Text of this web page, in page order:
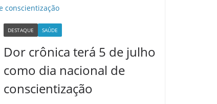
DESTAQUE SAÚDE
Dor crônica terá 5 de julho
como dia nacional de
conscientização